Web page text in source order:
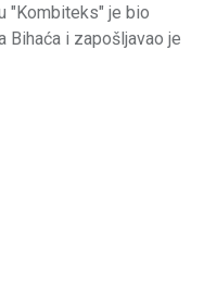
"Kombiteks" je bio
Bihaća i zapošljavao je